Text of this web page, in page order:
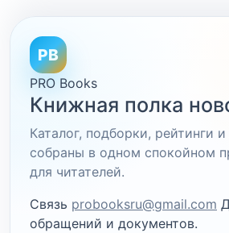
PB
PRO Books
Книжная полка
Каталог, подборки, рейтинги
собраны в одном спокойном
для читателей.
Связь probooksru@gmail.com
обращений и документов.